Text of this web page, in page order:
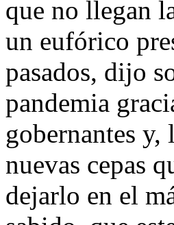
que no llegan
un eufórico
pasados, dijo
pandemia
gobernantes
nuevas cepas
dejarlo en el